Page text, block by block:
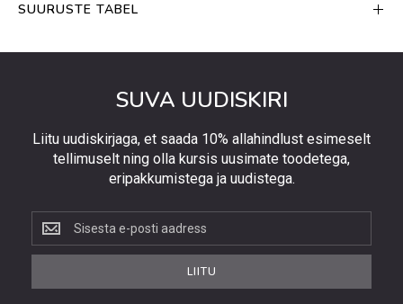
SUURUSTE TABEL
SUVA UUDISKIRI
Liitu uudiskirjaga, et saada 10% allahindlust esimeselt
tellimuselt ning olla kursis uusimate toodetega,
eripakkumistega ja uudistega.
Liitu
uudiskirjaga,
et
LIITU